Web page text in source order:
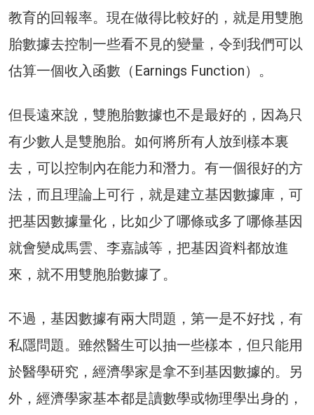
教育的回報率。現在做得比較好的，就是用雙胞
胎數據去控制一些看不見的變量，令到我們可以
估算一個收入函數（Earnings Function）。
但長遠來說，雙胞胎數據也不是最好的，因為只
有少數人是雙胞胎。如何將所有人放到樣本裏
去，可以控制內在能力和潛力。有一個很好的方
法，而且理論上可行，就是建立基因數據庫，可
把基因數據量化，比如少了哪條或多了哪條基因
就會變成馬雲、李嘉誠等，把基因資料都放進
來，就不用雙胞胎數據了。
不過，基因數據有兩大問題，第一是不好找，有
私隱問題。雖然醫生可以抽一些樣本，但只能用
於醫學研究，經濟學家是拿不到基因數據的。另
外，經濟學家基本都是讀數學或物理學出身的，